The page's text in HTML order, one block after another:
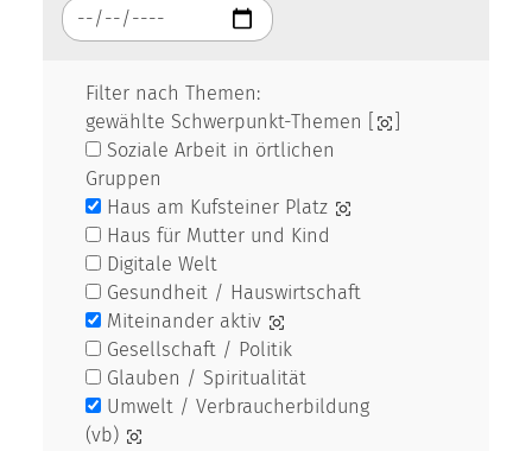
Filter nach Themen:
gewählte Schwerpunkt-Themen [
Soziale Arbeit in örtlichen
Gruppen
Haus am Kufsteiner Platz
Haus für Mutter und Kind
Digitale Welt
Gesundheit / Hauswirtschaft
Miteinander aktiv
Gesellschaft / Politik
Glauben / Spiritualität
Umwelt / Verbraucherbildung
(vb)